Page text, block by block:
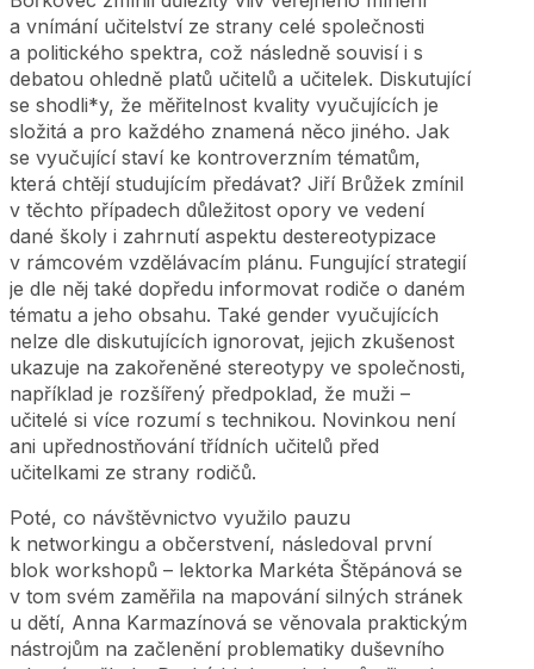
a vnímání učitelství ze strany celé společnosti
a politického spektra, což následně souvisí i s
debatou ohledně platů učitelů a učitelek. Diskutující
se shodli*y, že měřitelnost kvality vyučujících je
složitá a pro každého znamená něco jiného. Jak
se vyučující staví ke kontroverzním tématům,
která chtějí studujícím předávat? Jiří Brůžek zmínil
v těchto případech důležitost opory ve vedení
dané školy i zahrnutí aspektu destereotypizace
v rámcovém vzdělávacím plánu. Fungující strategií
je dle něj také dopředu informovat rodiče o daném
tématu a jeho obsahu. Také gender vyučujících
nelze dle diskutujících ignorovat, jejich zkušenost
ukazuje na zakořeněné stereotypy ve společnosti,
například je rozšířený předpoklad, že muži –
učitelé si více rozumí s technikou. Novinkou není
ani upřednostňování třídních učitelů před
učitelkami ze strany rodičů.
Poté, co návštěvnictvo využilo pauzu
k networkingu a občerstvení, následoval první
blok workshopů – lektorka Markéta Štěpánová se
v tom svém zaměřila na mapování silných stránek
u dětí, Anna Karmazínová se věnovala praktickým
nástrojům na začlenění problematiky duševního